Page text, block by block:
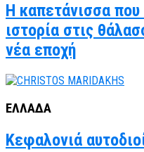
Η καπετάνισσα
ιστορία στις
νέα εποχή
ΕΛΛΑΔΑ
Κεφαλονιά